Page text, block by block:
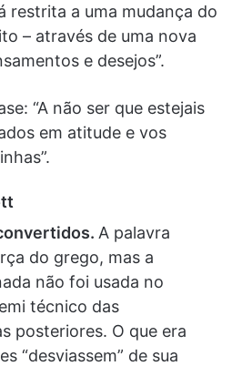
restrita a uma mudança do
– através de uma nova
e desejos”.
“A não ser que estejais
em atitude e vos
A palavra
do grego, mas a
não foi usada no
técnico das
posteriores. O que era
“desviassem” de sua